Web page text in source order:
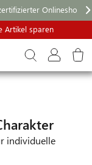
Onlineshop
Artikel sparen
individuelle